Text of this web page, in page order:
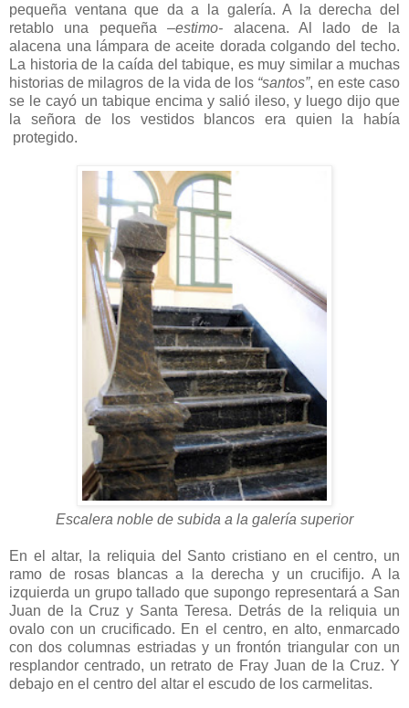
pequeña ventana que da a la galería. A la derecha del
retablo una pequeña–estimo- alacena. Al lado de la
alacena una lámpara de aceite dorada colgando del techo.
La historia de la caída del tabique, es muy similar a muchas
historias de milagros de la vida de los “santos”, en este caso
se le cayó un tabique encima y salió ileso, y luego dijo que
la señora de los vestidos blancos era quien la había
protegido.
Escalera noble de subida a la galería superior
En el altar, la reliquia del Santo cristiano en el centro, un
ramo de rosas blancas a la derecha y un crucifijo. A la
izquierda un grupo tallado que supongo representará a San
Juan de la Cruz y Santa Teresa. Detrás de la reliquia un
ovalo con un crucificado. En el centro, en alto, enmarcado
con dos columnas estriadas y un frontón triangular con un
resplandor centrado, un retrato de Fray Juan de la Cruz. Y
debajo en el centro del altar el escudo de los carmelitas.